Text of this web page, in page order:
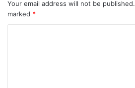
Your email address will not be published.
marked *